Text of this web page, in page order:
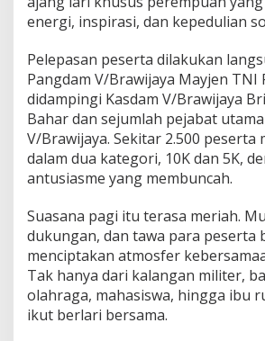
energi, inspirasi, dan kepedulian
Pelepasan peserta dilakukan
Pangdam V/Brawijaya Mayjen TNI
didampingi Kasdam V/Brawijaya
Bahar dan sejumlah pejabat
V/Brawijaya. Sekitar 2.500 peserta
dalam dua kategori, 10K dan 5K,
antusiasme yang membuncah.
Suasana pagi itu terasa meriah.
dukungan, dan tawa para peserta
menciptakan atmosfer
Tak hanya dari kalangan militer,
olahraga, mahasiswa, hingga ibu
ikut berlari bersama.